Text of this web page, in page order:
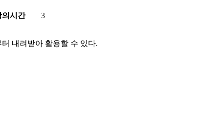
의시간 3
내려받아 활용할 수 있다.